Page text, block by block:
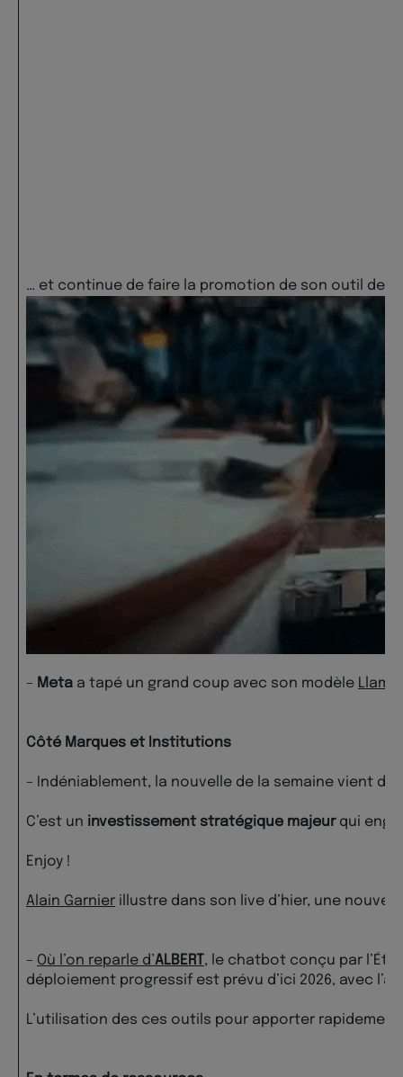
… et continue de faire la promotion de son outil de
– Meta a tapé un grand coup avec son modèle Llama
Côté Marques et Institutions
– Indéniablement, la nouvelle de la semaine vient de
C’est un investissement stratégique majeurqui
Enjoy !
Alain Garnier illustre dans son live d’hier, une
– Où l’on reparle d’ALBERT, le chatbot conçu par
déploiement progressif est prévu d’ici 2026, avec
L’utilisation des ces outils pour apporter